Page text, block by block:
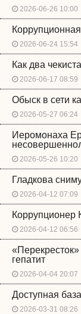
2026-06-26 10:00
2026-06-24 15:54
Как два
2026-06-17 08:59
Обыск в сети
2026-05-27 06:24
Иеромонаха
2026-05-26 10:20
Гладкова
2026-04-12 07:09
Коррупционер
2026-04-12 06:56
гепатит
2026-04-04 20:07
Доступная
2026-03-31 08:26